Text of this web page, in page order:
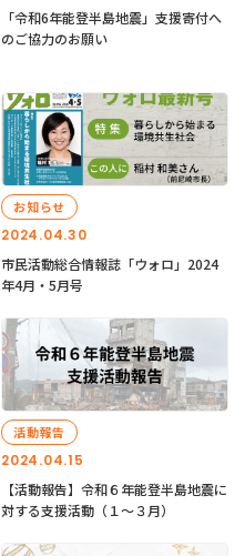
「令和6年能登半島地震」支援寄付へ
のご協力のお願い
2024.04.30
お知らせ
市民活動総合情報誌「ウォロ」2024
年4月・5月号
2024.04.15
活動報告
【活動報告】令和６年能登半島地震に
対する支援活動（１〜３月）